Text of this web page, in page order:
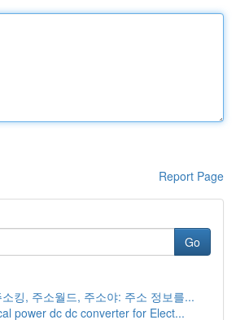
Report Page
Go
킹, 주소월드, 주소야: 주소 정보를...
power dc dc converter for Elect...